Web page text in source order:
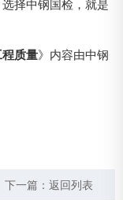
择中钢国检，就是
质量》内容由中钢
下一篇： 返回列表